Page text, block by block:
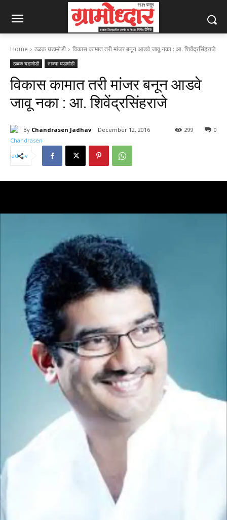
Home ठळक घडामोडी विकास कामात तरी मांजर बनून आडवे जावू नका : आ. शिवेंद्रसिंहराजे
ठळक घडामोडी ताज्या घडामोडी
विकास कामात तरी मांजर बनून आडवे
जावू नका : आ. शिवेंद्रसिंहराजे
By Chandrasen Jadhav December 12, 2016 0
299